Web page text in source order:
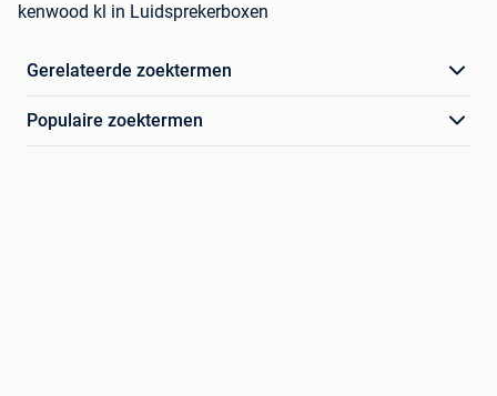
kenwood kl in Luidsprekerboxen
Gerelateerde zoektermen
Populaire zoektermen